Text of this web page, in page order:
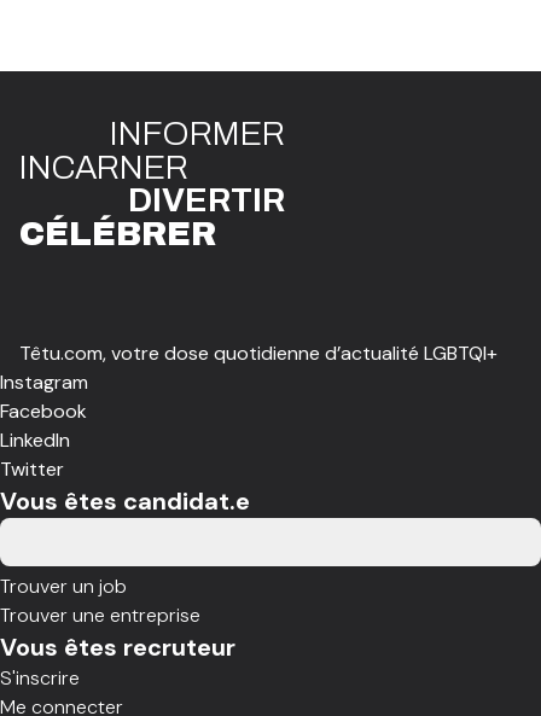
INFORMER
INCARNER
DIVERTIR
CÉLÉBRER
Têtu.com, votre dose quotidienne d’actualité LGBTQI+
Instagram
Facebook
LinkedIn
Twitter
Vous êtes candidat.e
Trouver un job
Trouver une entreprise
Vous êtes recruteur
S'inscrire
Me connecter